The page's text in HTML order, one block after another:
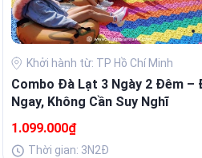
Khởi hành từ: TP Hồ Chí Minh
Combo Đà Lạt 3 Ngày 2 Đêm –
Ngay, Không Cần Suy Nghĩ
1.099.000₫
Thời gian: 3N2Đ